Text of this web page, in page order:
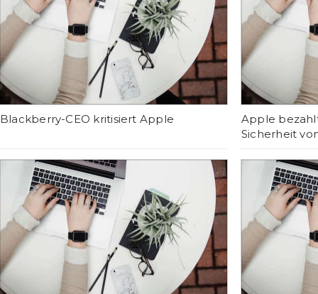
Blackberry-CEO kritisiert Apple
Apple
Sicherheit